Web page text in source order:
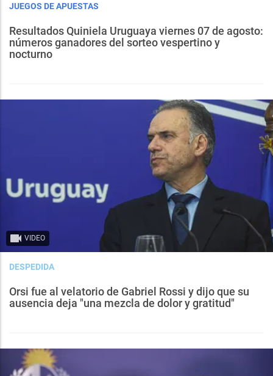
JUEGOS DE APUESTAS
Resultados Quiniela Uruguaya viernes 07 de agosto:
números ganadores del sorteo vespertino y
nocturno
VIDEO
DESPEDIDA
Orsi fue al velatorio de Gabriel Rossi y dijo que su
ausencia deja "una mezcla de dolor y gratitud"